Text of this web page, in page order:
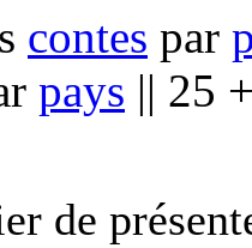
contes par
pays || 25
de